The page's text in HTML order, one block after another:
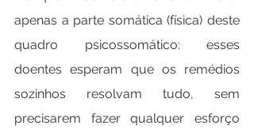
apenas a parte somática (física) deste
quadro psicossomático: esses
doentes esperam que os remédios
sozinhos resolvam tudo, sem
precisarem fazer qualquer esforço